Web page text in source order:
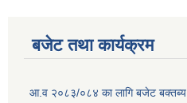
बजेट तथा कार्यक्रम
आ.व २०८३/०८४ का लागि बजेट बक्तब्य